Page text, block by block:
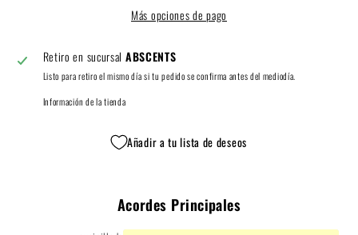
Más opciones de pago
Retiro en sucursal ABSCENTS
Listo para retiro el mismo día si tu pedido se confirma antes del mediodía.
Información de la tienda
Añadir a tu lista de deseos
Acordes Principales